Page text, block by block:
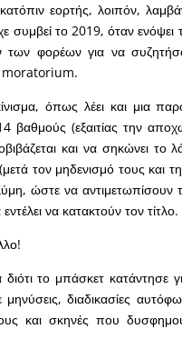
εορτής, λοιπόν,
συμβεί το 2019, όταν
φορέων για να
moratorium.
όπως λέει και μια
βαθμούς (εξαιτίας την
και να σηκώνει
τον μηδενισμό τους και
ώστε να αντιμετωπίσουν
να κατακτούν τον τίτλο.
το μπάσκετ κατάντησε
μηνύσεις, διαδικασίες
και σκηνές που